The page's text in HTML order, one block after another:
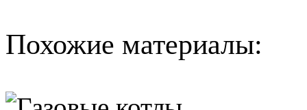
Похожие материалы: